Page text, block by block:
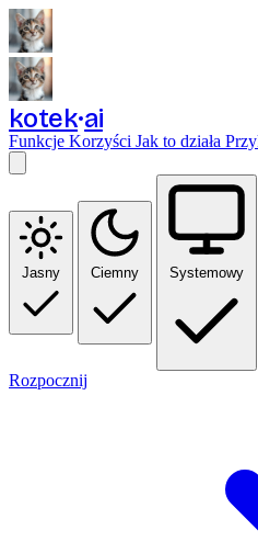
kotek ai
Funkcje Korzyści Jak to działa
Jasny Ciemny Systemowy
Rozpocznij